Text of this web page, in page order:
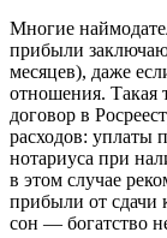
Многие
прибыли
месяцев), даже
отношения. Такая
договор в
расходов: уплаты
нотариуса при
в этом случае
прибыли от сдачи
сон — богатство